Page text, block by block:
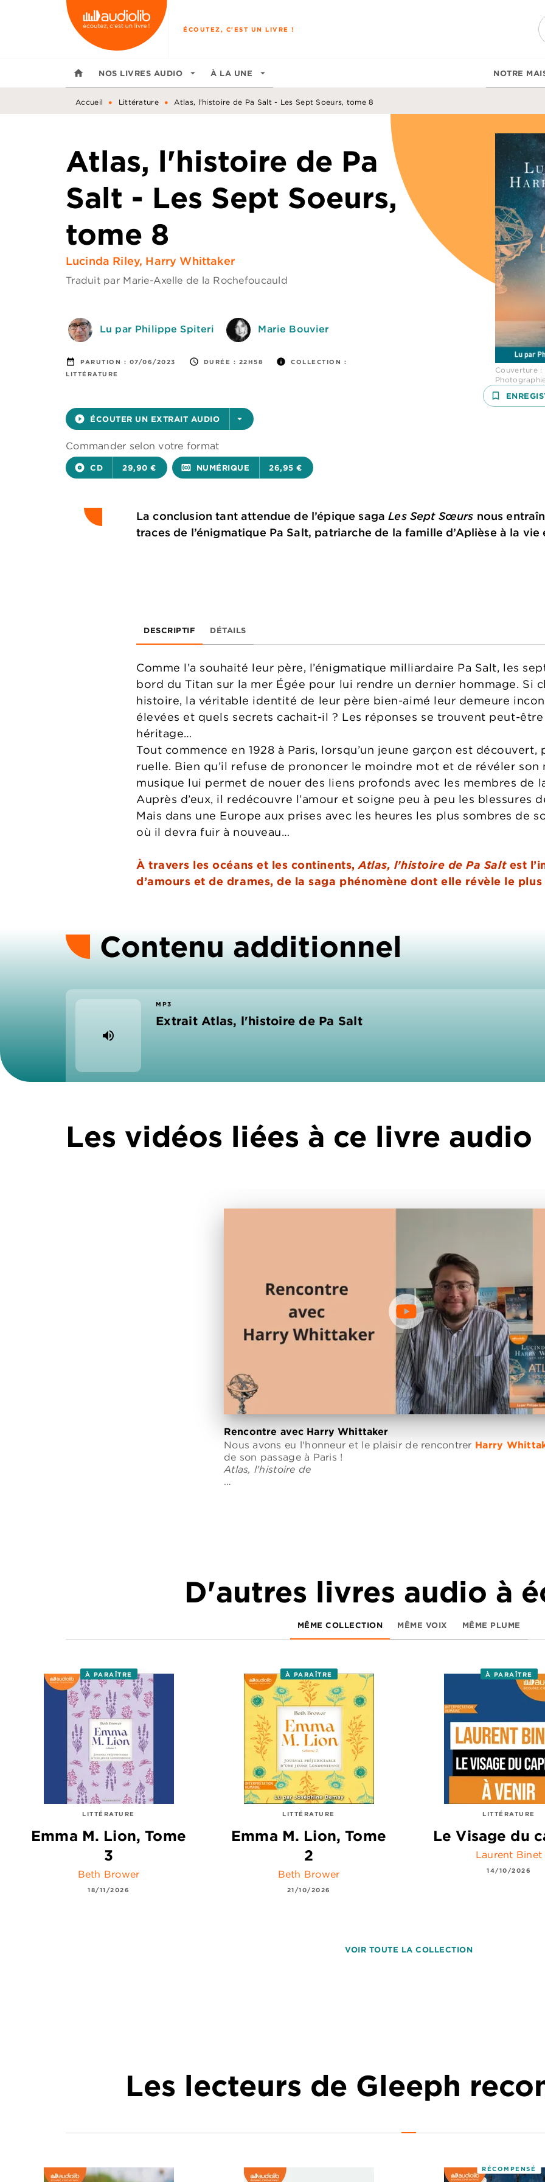
MENU RECHERCHE
ÉCOUTEZ, C'EST UN LIVRE !
home NOS LIVRES AUDIO arrow_drop_down À LA UNE arrow_drop_down NOTRE
Accueil • Littérature • Atlas, l'histoire de Pa Salt - Les Sept Soeurs, tome 8
Atlas, l'histoire de Pa
Salt - Les Sept Soeurs,
tome 8
Lucinda Riley, Harry Whittaker
Traduit par Marie-Axelle de la Rochefoucauld
Lu par Philippe Spiteri Marie Bouvier
date_range PARUTION : 07/06/2023 access_time DURÉE : 22H58 info
COLLECTION :
LITTÉRATURE
play_circle_filled ÉCOUTER UN EXTRAIT AUDIO arrow_drop_down
Commander selon votre format
album CD 29,90 € surround_sound NUMÉRIQUE 26,95 €
Couverture :
bookmark_border
La conclusion tant attendue de l’épique sagaLes Sept Sœurs nous
traces de l’énigmatique Pa Salt, patriarche de la famille d’Aplièse à la
DESCRIPTIF DÉTAILS
Comme l’a souhaité leur père, l’énigmatique milliardaire Pa Salt, les
bord du Titan sur la mer Égée pour lui rendre un dernier hommage. Si
histoire, la véritable identité de leur père bien-aimé leur demeure
élevées et quels secrets cachait-il ? Les réponses se trouvent peut-
héritage…
Tout commence en 1928 à Paris, lorsqu’un jeune garçon est découvert,
ruelle. Bien qu’il refuse de prononcer le moindre mot et de révéler
musique lui permet de nouer des liens profonds avec les membres de
Auprès d’eux, il redécouvre l’amour et soigne peu à peu les blessures
Mais dans une Europe aux prises avec les heures les plus sombres de
où il devra fuir à nouveau…
À travers les océans et les continents,Atlas, l’histoire de Pa Saltest
d’amours et de drames, de la saga phénomène dont elle révèle le
Contenu additionnel
volume_up
MP3
Extrait Atlas, l'histoire de Pa Salt
Les vidéos liées à ce livre audio
Rencontre avec Harry Whittaker
Nous avons eu l'honneur et le plaisir de rencontrer Harry
de son passage à Paris !
Atlas, l'histoire de
…
D'autres livres audio à
MÊME COLLECTION MÊME VOIX MÊME PLUME
À PARAÎTRE
LITTÉRATURE
Emma M. Lion, Tome
3
Beth Brower
18/11/2026
À PARAÎTRE
LITTÉRATURE
Emma M. Lion, Tome
2
Beth Brower
21/10/2026
À PARAÎTRE
LITTÉRATURE
Le Visage du
Laurent Binet
14/10/2026
VOIR TOUTE LA COLLECTION
Les lecteurs de Gleeph
RÉCOMPENSÉ